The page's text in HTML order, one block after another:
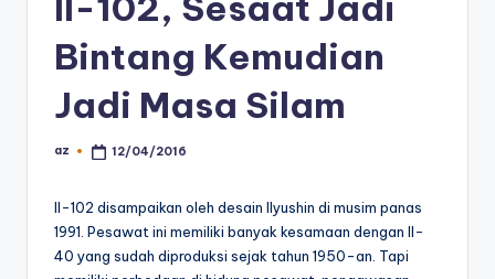
Falcon
Bintang Kemudian
Jadi Masa Silam
Posted
az 12/04/2016
Il-102 disampaikan oleh desain Ilyushin di musim panas
1991. Pesawat ini memiliki banyak kesamaan dengan Il-
40 yang sudah diproduksi sejak tahun 1950-an. Tapi